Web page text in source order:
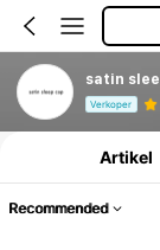
satin
Verkoper
Productinformatie:
Artikel
Recommended